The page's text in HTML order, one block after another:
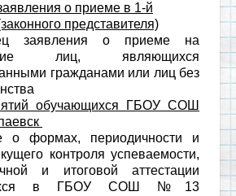
о приеме в 1-й
представителя)
заявления о приеме на
лиц, являющихся
гражданами или лиц без
обучающихся ГБОУ СОШ
о формах, периодичности и
контроля успеваемости,
и итоговой аттестации
в ГБОУ СОШ №13